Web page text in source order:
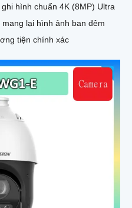
hình chuẩn 4K (8MP) Ultra
phương tiện chính xác